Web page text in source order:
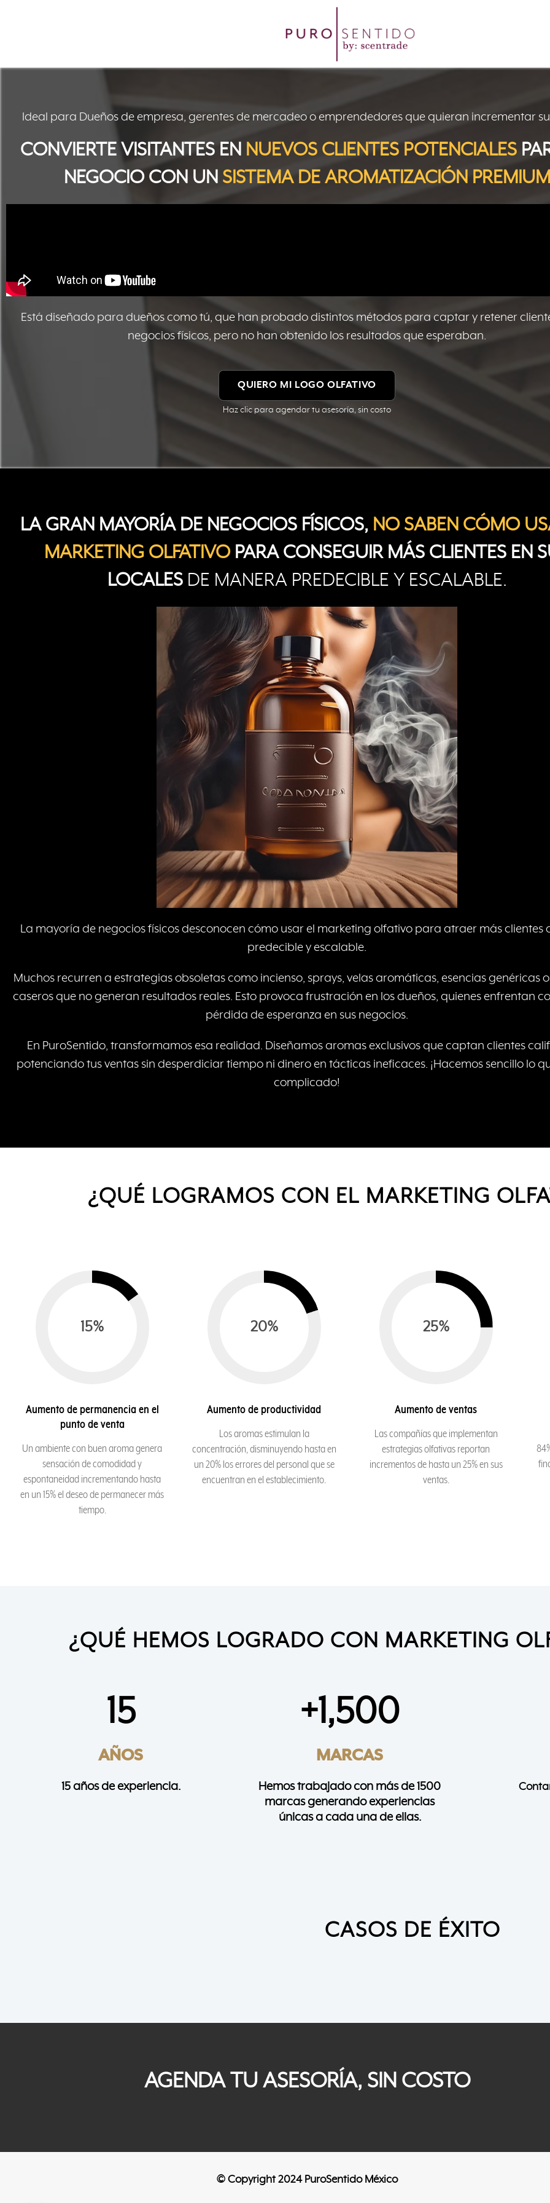
Ideal para Dueños de empresa, gerentes de mercadeo o emprendedores que quieran incrementar
CONVIERTE VISITANTES EN NUEVOS CLIENTES POTENCIALES
NEGOCIO CON UN SISTEMA DE AROMATIZACIÓN PREMIUM
Está diseñado para dueños como tú, que han probado distintos métodos para captar y retener
negocios físicos, pero no han obtenido los resultados que esperaban.
QUIERO MI LOGO OLFATIVO
Haz clic para agendar tu asesoría, sin costo
LA GRAN MAYORÍA DE NEGOCIOS FÍSICOS, NO SABEN CÓMO
MARKETING OLFATIVO PARA CONSEGUIR MÁS CLIENTES EN
LOCALES DE MANERA PREDECIBLE Y ESCALABLE.
La mayoría de negocios físicos desconocen cómo usar el marketing olfativo para atraer más clientes
predecible y escalable.
Muchos recurren a estrategias obsoletas como incienso, sprays, velas aromáticas, esencias genéricas
caseros que no generan resultados reales. Esto provoca frustración en los dueños, quienes enfrentan
pérdida de esperanza en sus negocios.
En PuroSentido, transformamos esa realidad. Diseñamos aromas exclusivos que captan clientes
potenciando tus ventas sin desperdiciar tiempo ni dinero en tácticas ineficaces. ¡Hacemos sencillo lo
complicado!
¿QUÉ LOGRAMOS CON EL MARKETING
15%
Aumento de permanencia en el
punto de venta
Un ambiente con buen aroma genera
sensación de comodidad y
espontaneidad incrementando hasta
en un 15% el deseo de permanecer más
tiempo.
20%
Aumento de productividad
Los aromas estimulan la
concentración, disminuyendo hasta en
un 20% los errores del personal que se
encuentran en el establecimiento.
25%
Aumento de ventas
Las compañías que implementan
estrategias olfativas reportan
incrementos de hasta un 25% en sus
ventas.
¿QUÉ HEMOS LOGRADO CON MARKETING
AÑOS
15
15 años de experiencia.
MARCAS
+1,500
Hemos trabajado con más de 1500
marcas generando experiencias
únicas a cada una de ellas.
CASOS DE ÉXITO
AGENDA TU ASESORÍA, SIN COSTO
© Copyright 2024 PuroSentido México